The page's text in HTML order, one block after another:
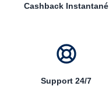
Cashback Instantané
Support 24/7